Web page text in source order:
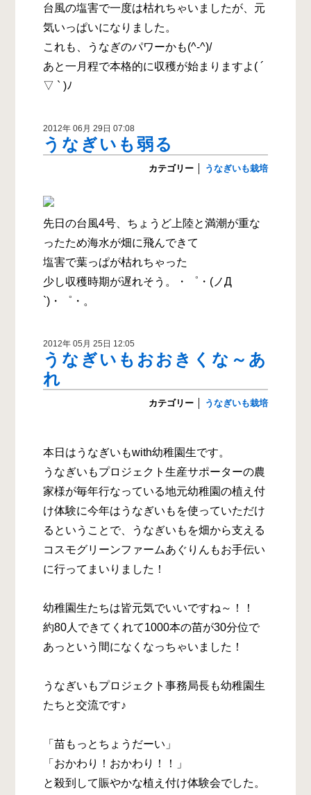
台風の塩害で一度は枯れちゃいましたが、元
気いっぱいになりました。
これも、うなぎのパワーかも(^-^)/
あと一月程で本格的に収穫が始まりますよ( ´
▽ ` )ﾉ
2012年 06月 29日 07:08
うなぎいも弱る
カテゴリー うなぎいも栽培
先日の台風4号、ちょうど上陸と満潮が重な
ったため海水が畑に飛んできて
塩害で葉っぱが枯れちゃった
少し収穫時期が遅れそう。・゜・(ノД
`)・゜・。
2012年 05月 25日 12:05
うなぎいもおおきくな～あ
れ
カテゴリー うなぎいも栽培
本日はうなぎいもwith幼稚園生です。
うなぎいもプロジェクト生産サポーターの農
家様が毎年行なっている地元幼稚園の植え付
け体験に今年はうなぎいもを使っていただけ
るということで、うなぎいもを畑から支える
コスモグリーンファームあぐりんもお手伝い
に行ってまいりました！
幼稚園生たちは皆元気でいいですね～！！
約80人できてくれて1000本の苗が30分位で
あっという間になくなっちゃいました！
うなぎいもプロジェクト事務局長も幼稚園生
たちと交流です♪
「苗もっとちょうだーい」
「おかわり！おかわり！！」
と殺到して賑やかな植え付け体験会でした。